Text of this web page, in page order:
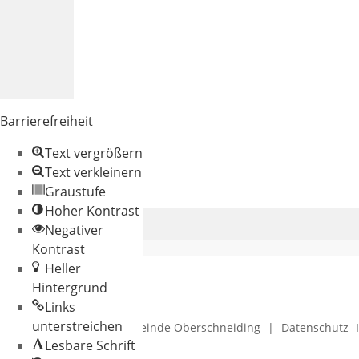
© 2026 Gemeinde Oberschneiding | Datenschutz
Barrierefreiheit
Text vergrößern
Text verkleinern
Graustufe
Hoher Kontrast
Negativer
Kontrast
Heller
Hintergrund
Links
unterstreichen
Lesbare Schrift